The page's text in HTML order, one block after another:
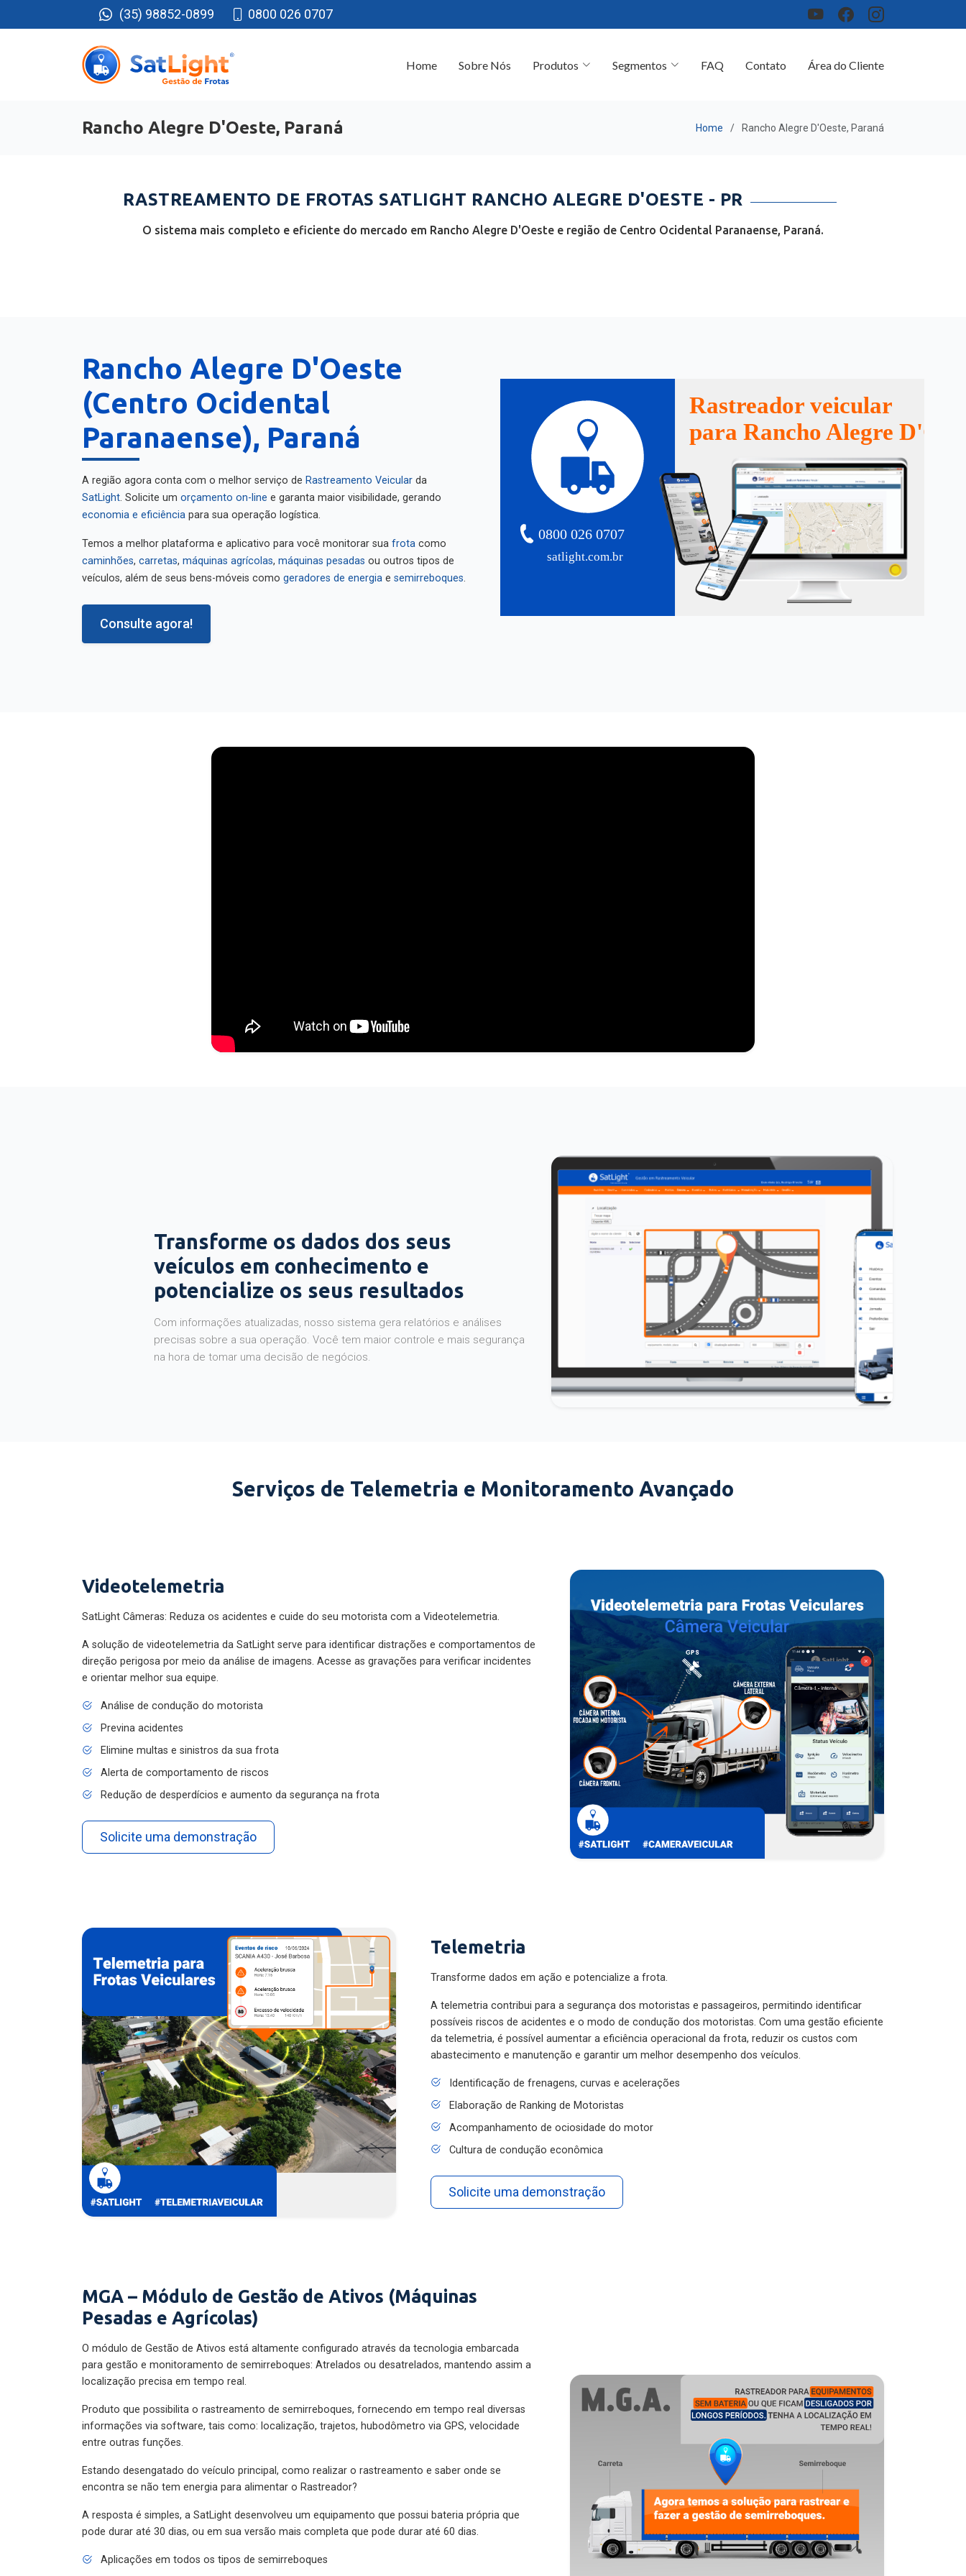
(35) 98852-0899 0800 026 0707
Home Sobre Nós Produtos Segmentos FAQ Contato Área do Cliente
Rancho Alegre D'Oeste, Paraná Home Rancho Alegre D'Oeste, Paraná
RASTREAMENTO DE FROTAS SATLIGHT RANCHO ALEGRE D'OESTE - PR
O sistema mais completo e eficiente do mercado em Rancho Alegre D'Oeste e região de Centro Ocidental Paranaense, Paraná.
Rancho Alegre D'Oeste
(Centro Ocidental
Paranaense), Paraná
A região agora conta com o melhor serviço de Rastreamento Veicular da
SatLight. Solicite um orçamento on-line e garanta maior visibilidade, gerando
economia e eficiência para sua operação logística.
Temos a melhor plataforma e aplicativo para você monitorar sua frota como
caminhões, carretas, máquinas agrícolas, máquinas pesadas ou outros tipos de
veículos, além de seus bens-móveis como geradores de energia e semirreboques.
Consulte agora!
satlight.com.br
0800 026 0707
Rastreador veicular
para Rancho Alegre
Transforme os dados dos seus
veículos em conhecimento e
potencialize os seus resultados
Com informações atualizadas, nosso sistema gera relatórios e análises
precisas sobre a sua operação. Você tem maior controle e mais segurança
na hora de tomar uma decisão de negócios.
Serviços de Telemetria e Monitoramento Avançado
Videotelemetria
SatLight Câmeras: Reduza os acidentes e cuide do seu motorista com a Videotelemetria.
A solução de videotelemetria da SatLight serve para identificar distrações e comportamentos de
direção perigosa por meio da análise de imagens. Acesse as gravações para verificar incidentes
e orientar melhor sua equipe.
Análise de condução do motorista
Previna acidentes
Elimine multas e sinistros da sua frota
Alerta de comportamento de riscos
Redução de desperdícios e aumento da segurança na frota
Solicite uma demonstração
Telemetria
Transforme dados em ação e potencialize a frota.
A telemetria contribui para a segurança dos motoristas e passageiros, permitindo identificar
possíveis riscos de acidentes e o modo de condução dos motoristas. Com uma gestão eficiente
da telemetria, é possível aumentar a eficiência operacional da frota, reduzir os custos com
abastecimento e manutenção e garantir um melhor desempenho dos veículos.
Identificação de frenagens, curvas e acelerações
Elaboração de Ranking de Motoristas
Acompanhamento de ociosidade do motor
Cultura de condução econômica
Solicite uma demonstração
MGA – Módulo de Gestão de Ativos (Máquinas
Pesadas e Agrícolas)
O módulo de Gestão de Ativos está altamente configurado através da tecnologia embarcada
para gestão e monitoramento de semirreboques: Atrelados ou desatrelados, mantendo assim a
localização precisa em tempo real.
Produto que possibilita o rastreamento de semirreboques, fornecendo em tempo real diversas
informações via software, tais como: localização, trajetos, hubodômetro via GPS, velocidade
entre outras funções.
Estando desengatado do veículo principal, como realizar o rastreamento e saber onde se
encontra se não tem energia para alimentar o Rastreador?
A resposta é simples, a SatLight desenvolveu um equipamento que possui bateria própria que
pode durar até 30 dias, ou em sua versão mais completa que pode durar até 60 dias.
Aplicações em todos os tipos de semirreboques